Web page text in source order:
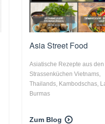
Asia Street Food
Asiatische Rezepte aus den
Strassenküchen Vietnams,
Thailands, Kambodschas,
Burmas
Zum Blog